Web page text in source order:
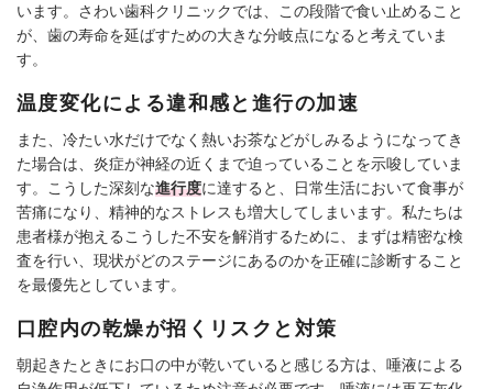
います。さわい歯科クリニックでは、この段階で食い止めること
が、歯の寿命を延ばすための大きな分岐点になると考えていま
す。
温度変化による違和感と進行の加速
また、冷たい水だけでなく熱いお茶などがしみるようになってき
た場合は、炎症が神経の近くまで迫っていることを示唆していま
す。こうした深刻な進行度に達すると、日常生活において食事が
苦痛になり、精神的なストレスも増大してしまいます。私たちは
患者様が抱えるこうした不安を解消するために、まずは精密な検
査を行い、現状がどのステージにあるのかを正確に診断すること
を最優先としています。
口腔内の乾燥が招くリスクと対策
朝起きたときにお口の中が乾いていると感じる方は、唾液による